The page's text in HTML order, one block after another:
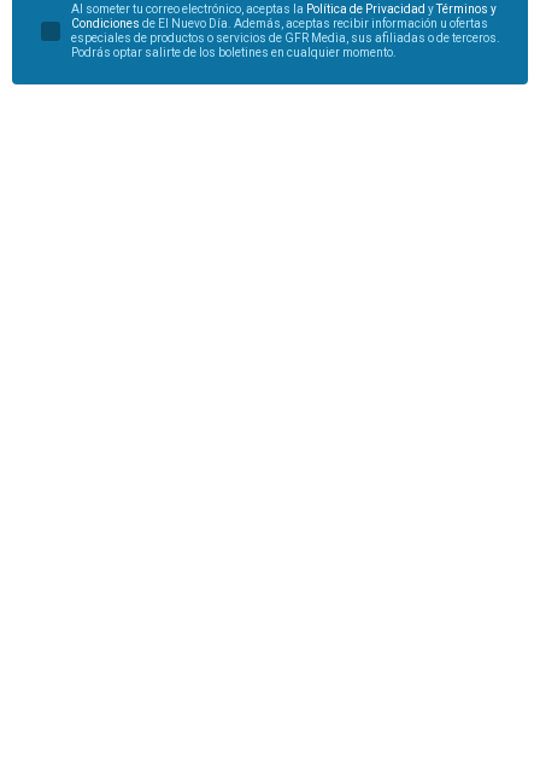
Al someter tu correo electrónico, aceptas la Política de Privacidad yTérminos y
Condiciones de El Nuevo Día. Además, aceptas recibir información u ofertas
especiales de productos o servicios de GFR Media, sus afiliadas o de terceros.
Podrás optar salirte de los boletines en cualquier momento.